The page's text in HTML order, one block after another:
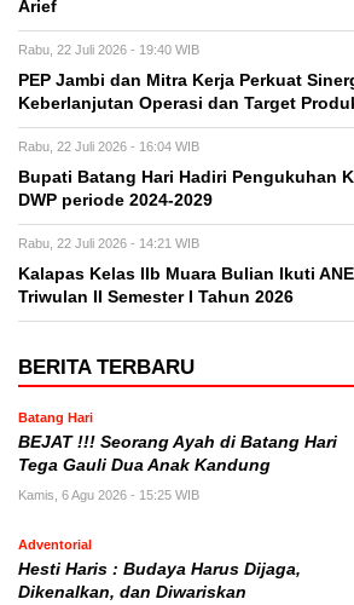
Arief
Rabu, 22 Juli 2026 - 19:40 WIB
PEP Jambi dan Mitra Kerja Perkuat
Keberlanjutan Operasi dan Target
Rabu, 22 Juli 2026 - 16:04 WIB
Bupati Batang Hari Hadiri Pengukuhan
DWP periode 2024-2029
Rabu, 22 Juli 2026 - 14:21 WIB
Kalapas Kelas IIb Muara Bulian Ikuti
Triwulan II Semester I Tahun 2026
BERITA TERBARU
Batang Hari
BEJAT !!! Seorang Ayah di Batang Hari
Tega Gauli Dua Anak Kandung
Kamis, 6 Agu 2026 - 15:25 WIB
Adventorial
Hesti Haris : Budaya Harus Dijaga,
Dikenalkan, dan Diwariskan